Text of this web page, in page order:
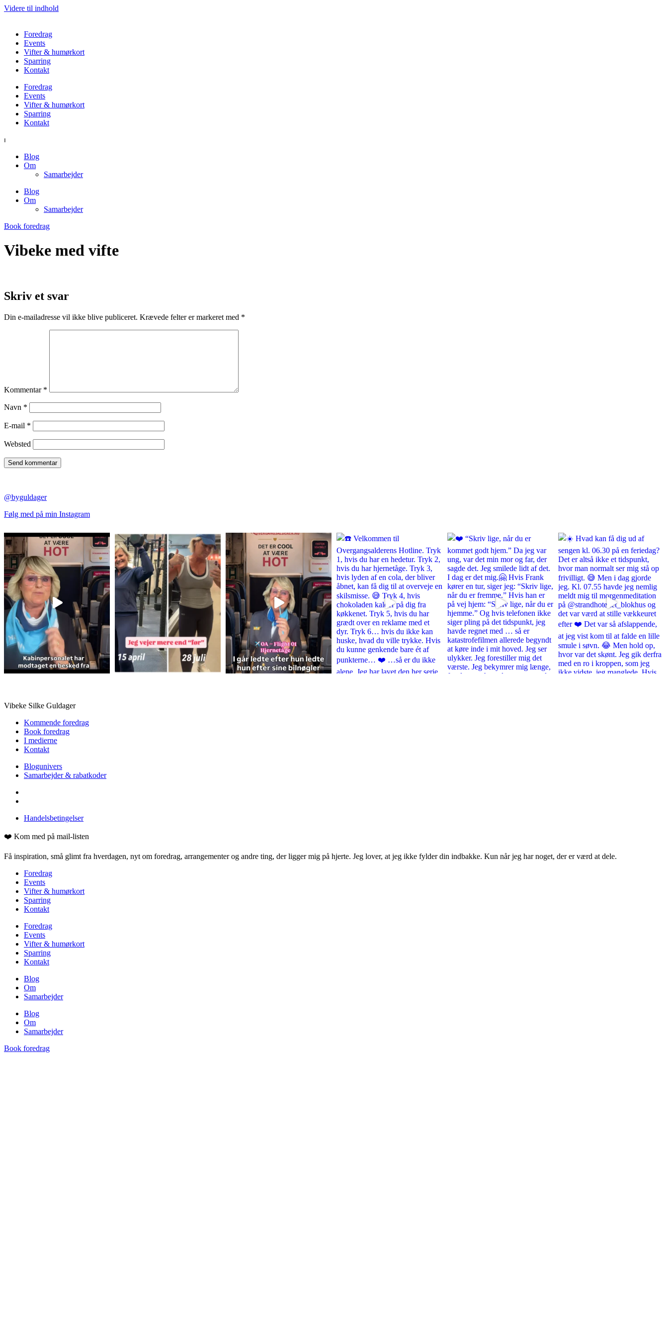
Videre til indhold
Foredrag
Events
Vifter & humørkort
Sparring
Kontakt
Foredrag
Events
Vifter & humørkort
Sparring
Kontakt
⏐
Blog
Om
Samarbejder
Blog
Om
Samarbejder
Book foredrag
Vibeke med vifte
Skriv et svar
Din e-mailadresse vil ikke blive publiceret. Krævede felter er markeret med *
Kommentar *
Navn *
E-mail *
Websted
@byguldager
Følg med på min Instagram
Vibeke Silke Guldager
Kommende foredrag
Book foredrag
I medierne
Kontakt
Blogunivers
Samarbejder & rabatkoder
Handelsbetingelser
❤️ Kom med på mail-listen
Få inspiration, små glimt fra hverdagen, nyt om foredrag, arrangementer og andre ting, der ligger mig på hjerte. Jeg lover, at jeg ikke fylder din indbakke. Kun når jeg har noget, der er værd at dele.
Foredrag
Events
Vifter & humørkort
Sparring
Kontakt
Foredrag
Events
Vifter & humørkort
Sparring
Kontakt
Blog
Om
Samarbejder
Blog
Om
Samarbejder
Book foredrag